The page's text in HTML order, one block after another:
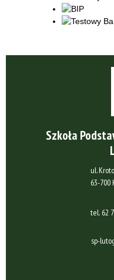
Szkoła
ul.
63-700
tel. 62
sp-